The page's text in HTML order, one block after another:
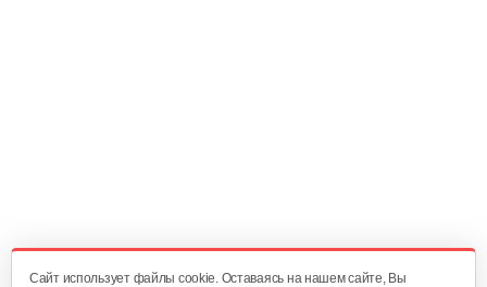
Cайт использует файлы cookie. Оставаясь на нашем сайте, Вы